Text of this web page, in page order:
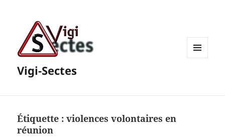
Vigi-Sectes
Étiquette :violences volontaires en
réunion